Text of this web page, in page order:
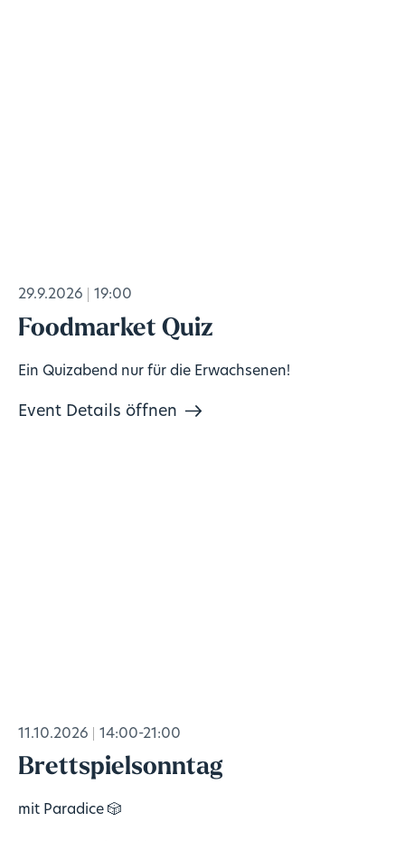
29.9.2026 19:00
Foodmarket Quiz
Ein Quizabend nur für die Erwachsenen!
Event Details öffnen
11.10.2026 14:00-21:00
Brettspielsonntag
mit Paradice 🎲